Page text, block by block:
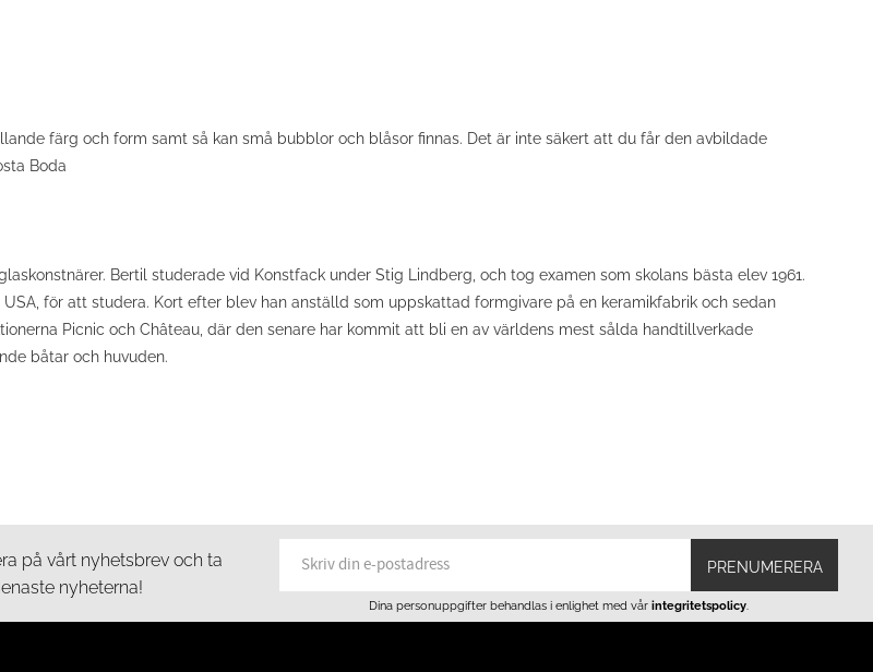
färg och form samt så kan små bubblor och blåsor finnas. Det är inte säkert att du får den avbildade
Boda
Bertil studerade vid Konstfack under Stig Lindberg, och tog examen som skolans bästa elev 1961.
för att studera. Kort efter blev han anställd som uppskattad formgivare på en keramikfabrik och sedan
Picnic och Château, där den senare har kommit att bli en av världens mest sålda handtillverkade
båtar och huvuden.
på vårt nyhetsbrev och ta
nyheterna!
PRENUMERERA
Dina personuppgifter behandlas i enlighet med vår integritetspolicy